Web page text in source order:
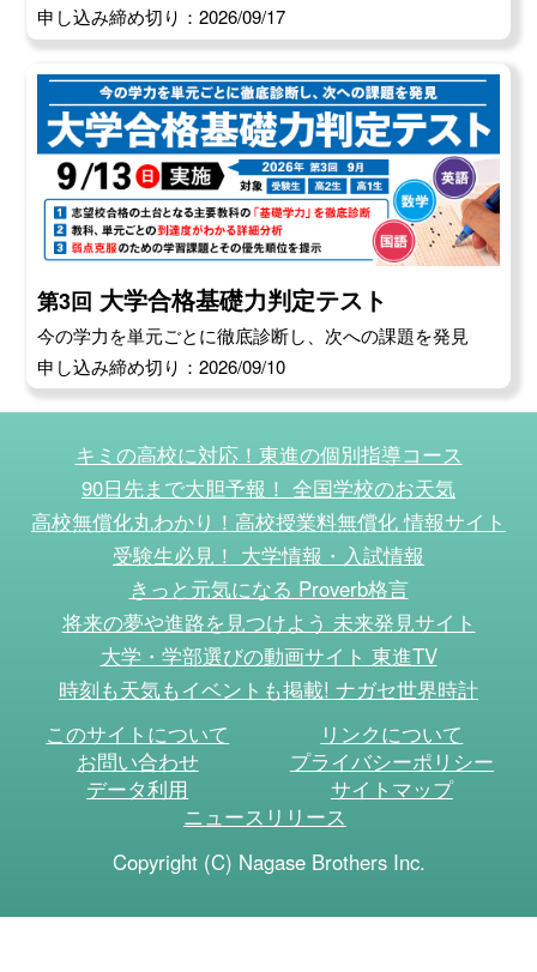
申し込み締め切り：2026/09/17
第3回 大学合格基礎力判定テスト
今の学力を単元ごとに徹底診断し、次への課題を発見
申し込み締め切り：2026/09/10
キミの高校に対応！東進の個別指導コース
90日先まで大胆予報！ 全国学校のお天気
高校無償化丸わかり！高校授業料無償化 情報サイト
受験生必見！ 大学情報・入試情報
きっと元気になる Proverb格言
将来の夢や進路を見つけよう 未来発見サイト
大学・学部選びの動画サイト 東進TV
時刻も天気もイベントも掲載! ナガセ世界時計
このサイトについて
リンクについて
お問い合わせ
プライバシーポリシー
データ利用
サイトマップ
ニュースリリース
Copyright (C) Nagase Brothers Inc.